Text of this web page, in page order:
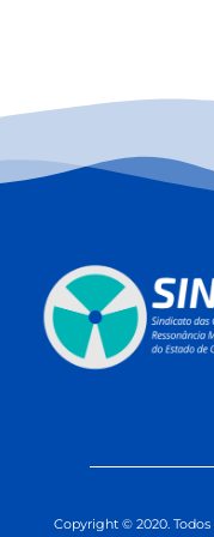
Copyright © 2020.